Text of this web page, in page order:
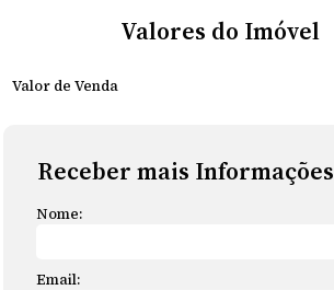
Valores do Imóvel
Valor de Venda
Receber mais Informações
Nome:
Email: